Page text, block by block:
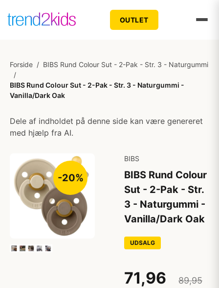
OUTLET
Forside / BIBS Rund Colour Sut - 2-Pak - Str. 3 - Naturgummi
/
BIBS Rund Colour Sut - 2-Pak - Str. 3 - Naturgummi -
Vanilla/Dark Oak
Dele af indholdet på denne side kan være genereret
med hjælp fra AI.
-20%
BIBS
BIBS Rund Colour
Sut - 2-Pak - Str.
3 - Naturgummi -
Vanilla/Dark Oak
UDSALG
71,96
89,95